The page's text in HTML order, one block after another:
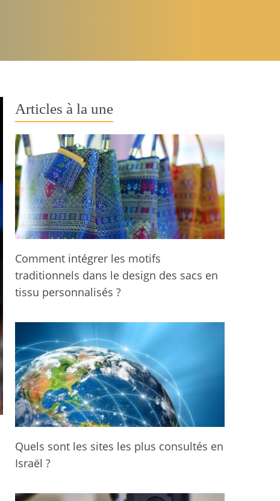
Articles à la une
Comment intégrer les motifs
traditionnels dans le design des sacs en
tissu personnalisés ?
Quels sont les sites les plus consultés en
Israël ?